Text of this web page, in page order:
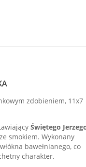
zdobieniem, 11x7
Świętego
smokiem. Wykonany
bawełnianego, co
charakter.